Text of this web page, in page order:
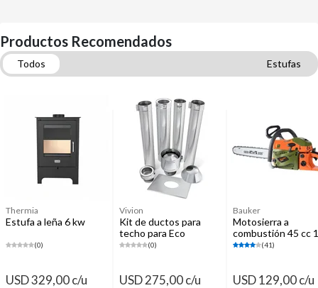
Productos Recomendados
Todos
Estufas
Cuidado Personal
Arenas y áridos
Thermia
Estufa a leña 6 kw
(0)
USD 329,00 c/u
Vivion
Kit de ductos para
techo para Eco
(0)
USD 275,00 c/u
Bauker
Motosierra a
combustión 45 cc
ZM4661
(41)
USD 129,00 c/u